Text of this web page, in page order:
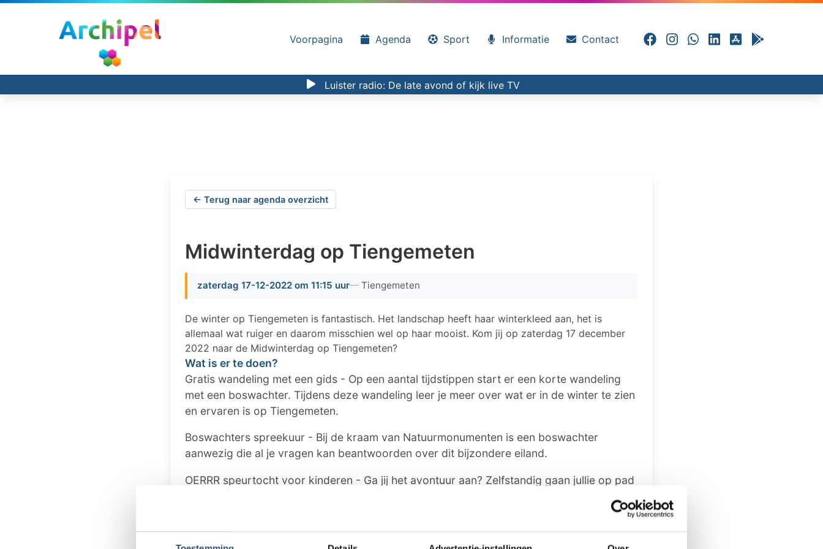
Voorpagina Agenda Sport Informatie Contact
Luister radio: De late avond of kijk live TV
← Terug naar agenda overzicht
Midwinterdag op Tiengemeten
zaterdag 17-12-2022 om 11:15 uur Tiengemeten
De winter op Tiengemeten is fantastisch. Het landschap heeft haar winterkleed aan, het is
allemaal wat ruiger en daarom misschien wel op haar mooist. Kom jij op zaterdag 17 december
2022 naar de Midwinterdag op Tiengemeten?
Wat is er te doen?
Gratis wandeling met een gids - Op een aantal tijdstippen start er een korte wandeling
met een boswachter. Tijdens deze wandeling leer je meer over wat er in de winter te zien
en ervaren is op Tiengemeten.
Boswachters spreekuur - Bij de kraam van Natuurmonumenten is een boswachter
aanwezig die al je vragen kan beantwoorden over dit bijzondere eiland.
OERRR speurtocht voor kinderen - Ga jij het avontuur aan? Zelfstandig gaan jullie op pad